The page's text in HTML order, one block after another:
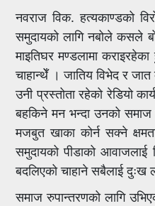
नवराज विक. हत्यकाण्डको
समुदायको लागि नबोले कसले
माइतिघर मण्डलामा
चाहान्थेँ । जातिय विभेद र जात
उनी प्रस्तोता रहेको रेडियो
बहकिने मन भन्दा उनको समाज
मजबुत खाका कोर्न सक्ने
समुदायको पीडाको आवाजलाई
बदलिएको चाहाने सबैलाई दुःख
समाज रुपान्तरणको लागि